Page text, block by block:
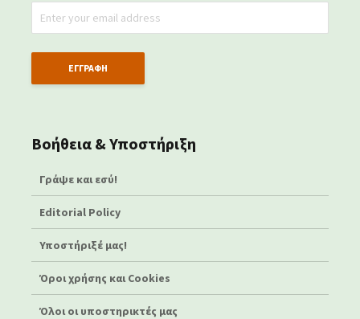
Βοήθεια & Υποστήριξη
Γράψε και εσύ!
Editorial Policy
Υποστήριξέ μας!
Όροι χρήσης και Cookies
Όλοι οι υποστηρικτές μας